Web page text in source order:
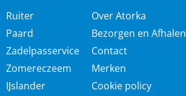
Ruiter
Paard
Zadelpasservice
Zomereczeem
IJslander
Over Atorka
Bezorgen en Afhalen
Contact
Merken
Cookie policy